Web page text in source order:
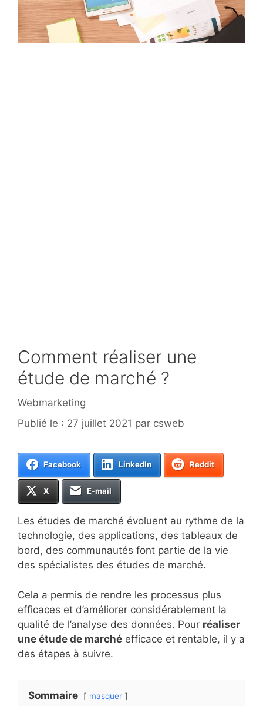
Comment réaliser une
étude de marché ?
Catégories
Webmarketing
27 juillet 2021 par csweb
Facebook LinkedIn Reddit
X E-mail
Les études de marché évoluent au rythme de la
technologie, des applications, des tableaux de
bord, des communautés font partie de la vie
des spécialistes des études de marché.
Cela a permis de rendre les processus plus
efficaces et d’améliorer considérablement la
qualité de l’analyse des données. Pour réaliser
une étude de marché efficace et rentable, il y a
des étapes à suivre.
Sommaire masquer